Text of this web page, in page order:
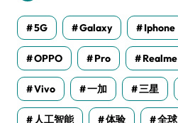
5G Galaxy Iphone
OPPO Pro Realme
Vivo 一加 三星
人工智能 体验 全球